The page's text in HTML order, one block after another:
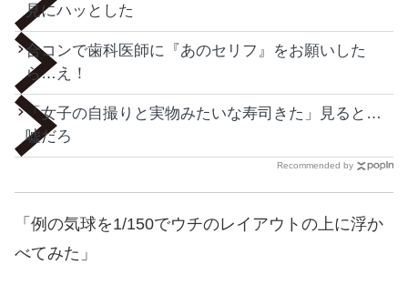
見にハッとした
合コンで歯科医師に『あのセリフ』をお願いした
ら…え！
「女子の自撮りと実物みたいな寿司きた」見ると…
嘘だろ
Recommended by
「例の気球を1/150でウチのレイアウトの上に浮か
べてみた」